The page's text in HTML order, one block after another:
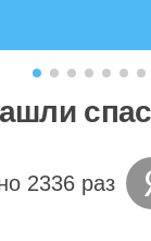
2336 раз